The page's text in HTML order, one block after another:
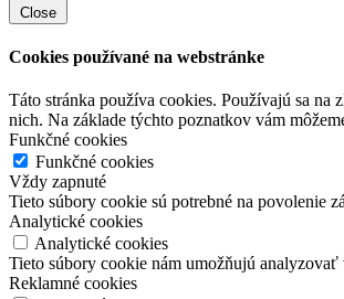
Close
Cookies používané na webstránke
Táto stránka používa cookies. Používajú sa na
nich. Na základe týchto poznatkov vám
Funkčné cookies
Funkčné cookies
Vždy zapnuté
Tieto súbory cookie sú potrebné na povolenie
Analytické cookies
Analytické cookies
Tieto súbory cookie nám umožňujú
Reklamné cookies